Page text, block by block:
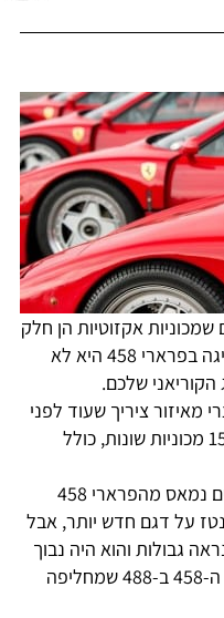
אקזוטיות הן חלק
משגרת החיים שלהם ומבחינתם נהיגה בפרארי 458 היא לא
שלכם.
מאיזור ציריך שעוד לפני
שמלאו לו עשרים שנה קיבל מאביו 15 מכוניות שונות, כולל
לפני מספר חודשים לאותו בן עשירים נמאס מהפרארי 458
החל לפנטז על דגם חדש יותר, אבל
גבולות והוא היה נבוך
לבקש מאבא שלו לשדרג עבורו את ה-458 ב-488 שמחליפה